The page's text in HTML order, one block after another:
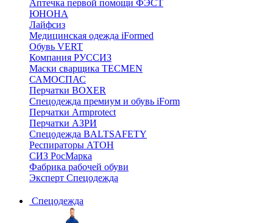
Аптечка первой помощи ФЭСТ
ЮНОНА
Лайфсиз
Медицинская одежда iFormed
Обувь VERT
Компания РУССИЗ
Маски сварщика TECMEN
САМОСПАС
Перчатки BOXER
Спецодежда премиум и обувь iForm
Перчатки Armprotect
Перчатки АЗРИ
Спецодежда BALTSAFETY
Респираторы АТОН
СИЗ РосМарка
Фабрика рабочей обуви
Эксперт Спецодежда
Спецодежда